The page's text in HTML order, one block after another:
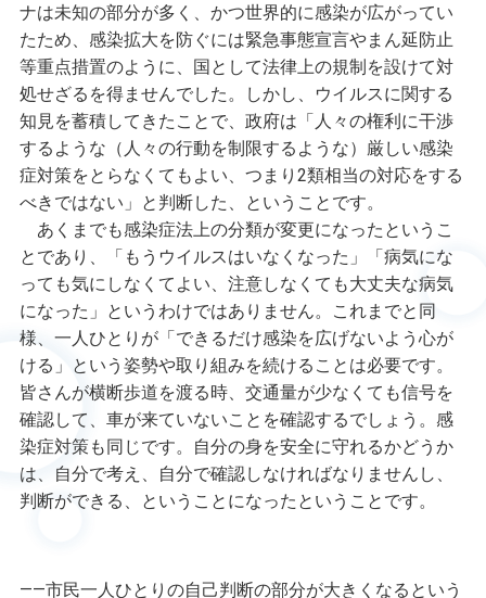
ナは未知の部分が多く、かつ世界的に感染が広がってい
たため、感染拡大を防ぐには緊急事態宣言やまん延防止
等重点措置のように、国として法律上の規制を設けて対
処せざるを得ませんでした。しかし、ウイルスに関する
知見を蓄積してきたことで、政府は「人々の権利に干渉
するような（人々の行動を制限するような）厳しい感染
症対策をとらなくてもよい、つまり2類相当の対応をする
べきではない」と判断した、ということです。
あくまでも感染症法上の分類が変更になったというこ
とであり、「もうウイルスはいなくなった」「病気にな
っても気にしなくてよい、注意しなくても大丈夫な病気
になった」というわけではありません。これまでと同
様、一人ひとりが「できるだけ感染を広げないよう心が
ける」という姿勢や取り組みを続けることは必要です。
皆さんが横断歩道を渡る時、交通量が少なくても信号を
確認して、車が来ていないことを確認するでしょう。感
染症対策も同じです。自分の身を安全に守れるかどうか
は、自分で考え、自分で確認しなければなりませんし、
判断ができる、ということになったということです。
――市民一人ひとりの自己判断の部分が大きくなるという